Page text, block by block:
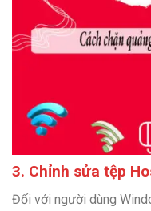
3. Chỉnh sửa tệp
Đối với người dùng